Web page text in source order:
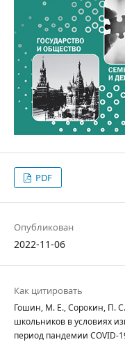
PDF
Опубликован
2022-11-06
Как цитировать
Гошин, М. Е., Сорокин, П. С.
школьников в условиях
период пандемии COVID-